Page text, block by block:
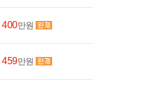
400만원
459만원